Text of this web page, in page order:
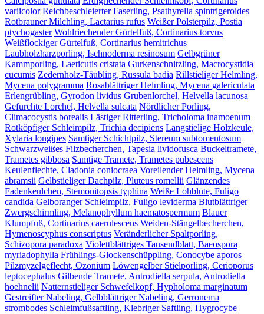
variicolor Reichbeschleierter Faserling, Psathyrella spintrigeroides
Rotbrauner Milchling, Lactarius rufus Weißer Polsterpilz, Postia
ptychogaster Wohlriechender Gürtelfuß, Cortinarius torvus
Weißflockiger Gürtelfuß, Cortinarius hemitrichus
Laubholzharzporling, Ischnoderma resinosum Gelbgrüner
Kammporling, Laeticutis cristata Gurkenschnitzling, Macrocystidia
cucumis Zedernholz-Täubling, Russula badia Rillstieliger Helmling,
Mycena polygramma Rosablättriger Helmling, Mycena galericulata
Erlengrübling, Gyrodon lividus Grubenlorchel, Helvella lacunosa
Gefurchte Lorchel, Helvella sulcata Nördlicher Porling,
Climacocystis borealis Lästiger Ritterling, Tricholoma inamoenum
Rotköpfiger Schleimpilz, Trichia decipiens Langstielige Holzkeule,
Xylaria longipes Samtiger Schichtpilz, Stereum subtomentosum
Schwarzweißes Filzbecherchen, Tapesia lividofusca Buckeltramete,
Trametes gibbosa Samtige Tramete, Trametes pubescens
Keulenflechte, Cladonia coniocraea Voreilender Helmling, Mycena
abramsii Gelbstieliger Dachpilz, Pluteus romellii Glänzendes
Fadenkeulchen, Stemonitopsis typhina Weiße Lohblüte, Fuligo
candida Gelboranger Schleimpilz, Fuligo leviderma Blutblättriger
Zwergschirmling, Melanophyllum haematospermum Blauer
Klumpfuß, Cortinarius caerulescens Weiden-Stängelbecherchen,
Hymenoscyphus conscriptus Veränderlicher Spaltporling,
Schizopora paradoxa Violettblättriges Tausendblatt, Baeospora
myriadophylla Frühlings-Glockenschüppling, Conocybe aporos
Pilzmyzelgeflecht, Ozonium Löwengelber Stielporling, Cerioporus
leptocephalus Gilbende Tramete, Antrodiella serpula, Antrodiella
hoehnelii Natternstieliger Schwefelkopf, Hypholoma marginatum
Gestreifter Nabeling, Gelbblättriger Nabeling, Gerronema
strombodes Schleimfußsaftling, Klebriger Saftling, Hygrocybe